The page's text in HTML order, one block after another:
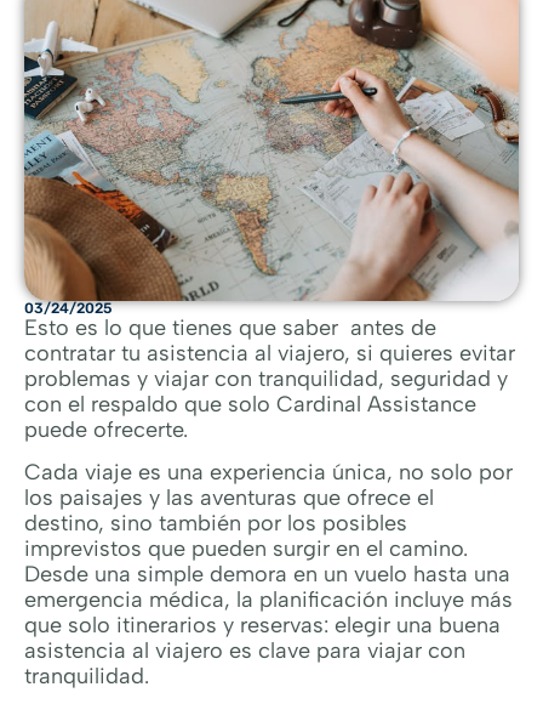
03/24/2025
Esto es lo que tienes que saber antes de
contratar tu asistencia al viajero, si quieres evitar
problemas y viajar con tranquilidad, seguridad y
con el respaldo que solo Cardinal Assistance
puede ofrecerte.
Cada viaje es una experiencia única, no solo por
los paisajes y las aventuras que ofrece el
destino, sino también por los posibles
imprevistos que pueden surgir en el camino.
Desde una simple demora en un vuelo hasta una
emergencia médica, la planificación incluye más
que solo itinerarios y reservas: elegir una buena
asistencia al viajero es clave para viajar con
tranquilidad.